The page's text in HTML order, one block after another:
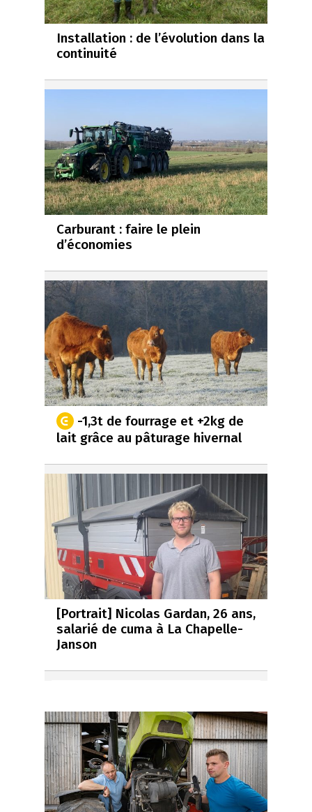
Installation : de l’évolution dans la
continuité
Carburant : faire le plein
d’économies
-1,3t de fourrage et +2kg de
lait grâce au pâturage hivernal
[Portrait] Nicolas Gardan, 26 ans,
salarié de cuma à La Chapelle-
Janson